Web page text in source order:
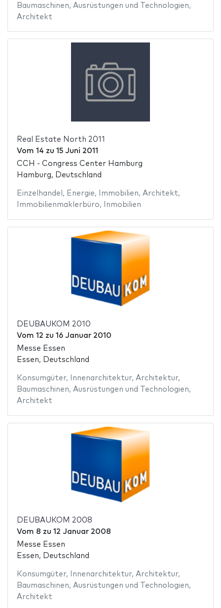
Baumaschinen, Ausrüstungen und Technologien,
Architekt
Real Estate North 2011
Vom 14 zu 15 Juni 2011
CCH - Congress Center Hamburg
Hamburg, Deutschland
Einzelhandel , Energie, Immobilien, Architekt,
Immobilienmaklerbüro, Inmobilien
DEUBAUKOM 2010
Vom 12 zu 16 Januar 2010
Messe Essen
Essen, Deutschland
Konsumgüter, Innenarchitektur, Architektur,
Baumaschinen, Ausrüstungen und Technologien,
Architekt
DEUBAUKOM 2008
Vom 8 zu 12 Januar 2008
Messe Essen
Essen, Deutschland
Konsumgüter, Innenarchitektur, Architektur,
Baumaschinen, Ausrüstungen und Technologien,
Architekt